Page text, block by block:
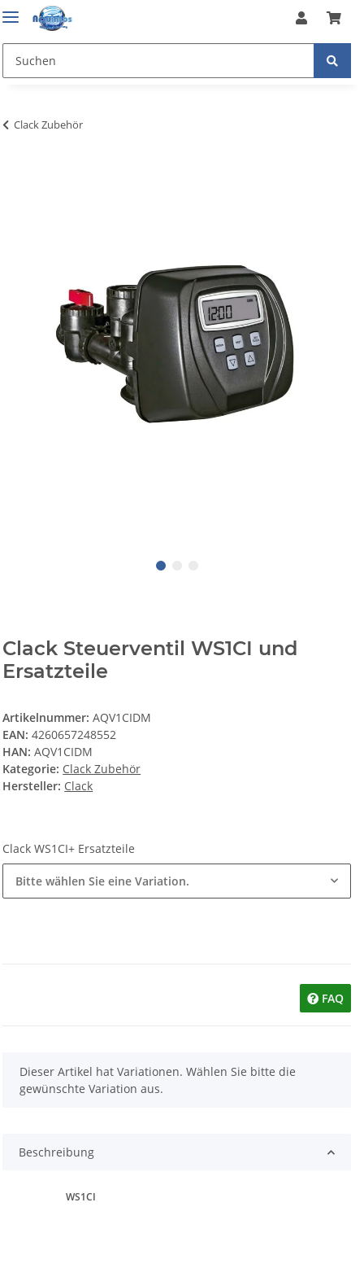
Clack Zubehör
Clack Steuerventil WS1CI und
Ersatzteile
Artikelnummer:AQV1CIDM
EAN: 4260657248552
HAN: AQV1CIDM
Kategorie: Clack Zubehör
Hersteller: Clack
Clack WS1CI+ Ersatzteile
Bitte wählen Sie eine Variation.
FAQ
x
Dieser Artikel hat Variationen. Wählen Sie bitte die
gewünschte Variation aus.
Beschreibung
WS1CI